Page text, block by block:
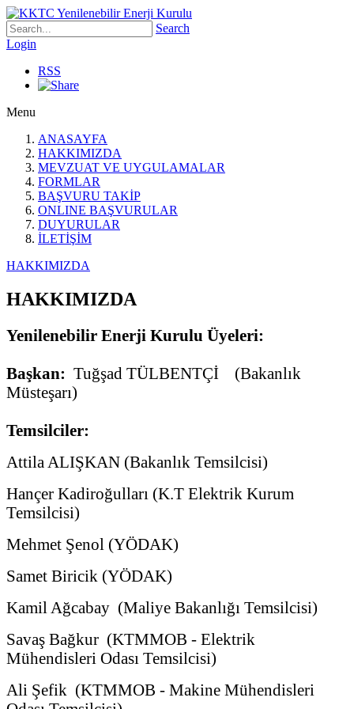
Search
Login
RSS
Menu
ANASAYFA
HAKKIMIZDA
MEVZUAT VE UYGULAMALAR
FORMLAR
BAŞVURU TAKİP
ONLINE BAŞVURULAR
DUYURULAR
İLETİŞİM
HAKKIMIZDA
HAKKIMIZDA
Yenilenebilir Enerji Kurulu Üyeleri:
Başkan: Tuğşad TÜLBENTÇİ (Bakanlık
Müsteşarı)
Temsilciler:
Attila ALIŞKAN (Bakanlık Temsilcisi)
Hançer Kadiroğulları (K.T Elektrik Kurum
Temsilcisi)
Mehmet Şenol (YÖDAK)
Samet Biricik (YÖDAK)
Kamil Ağcabay (Maliye Bakanlığı Temsilcisi)
Savaş Bağkur (KTMMOB - Elektrik
Mühendisleri Odası Temsilcisi)
Ali Şefik (KTMMOB - Makine Mühendisleri